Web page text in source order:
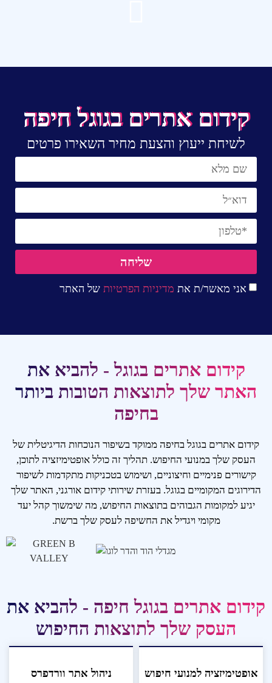
קידום אתרים בגוגל חיפה
לשיחת ייעוץ והצעת מחיר השאירו פרטים
אני מאשר/ת את מדיניות הפרטיות של האתר
שליחה
קידום אתרים בגוגל - להביא את
האתר שלך לתוצאות הטובות ביותר
בחיפה
קידום אתרים בגוגל בחיפה ממוקד בשיפור הנוכחות הדיגיטלית של
העסק שלך במנועי החיפוש. תהליך זה כולל אופטימיזציה לתוכן,
קישורים פנימיים וחיצוניים, ושימוש בטכניקות מתקדמות לשיפור
הדירוגים המקומיים בגוגל. בעזרת שירותי קידום אורגני, האתר שלך
יגיע למקומות הגבוהים בתוצאות החיפוש, מה שימשוך קהל יעד
מקומי ויגדיל את החשיפה לעסק שלך ברשת.
קידום אתרים בגוגל חיפה - להביא את
העסק שלך לתוצאות החיפוש
אופטימיזציה למנועי חיפוש ניהול אתר וורדפרס